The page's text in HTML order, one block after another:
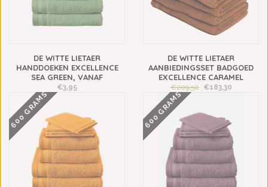
DE WITTE LIETAER
HANDDOEKEN EXCELLENCE
SEA GREEN, VANAF
€3,95
DE WITTE LIETAER
AANBIEDINGSSET BADGOED
EXCELLENCE CARAMEL
€209,50 €183,30
600 GRAMS 600 GRAMS